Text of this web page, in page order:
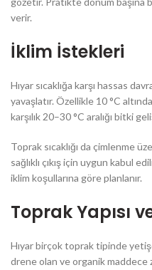
verir.
İklim İstekleri
Hıyar sıcaklığa karşı hassas
yavaşlatır. Özellikle 10 °C
karşılık 20–30 °C aralığı bitki
Toprak sıcaklığı da çimlenme
sağlıklı çıkış için uygun kabul
iklim koşullarına göre planlanır.
Toprak Yapısı
Hıyar birçok toprak tipinde
drene olan ve organik